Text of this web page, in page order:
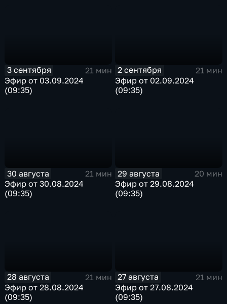
3 сентября
21 мин
Эфир от 03.09.2024
(09:35)
2 сентября
21 мин
Эфир от 02.09.2024
(09:35)
30 августа
21 мин
Эфир от 30.08.2024
(09:35)
29 августа
20 мин
Эфир от 29.08.2024
(09:35)
28 августа
21 мин
Эфир от 28.08.2024
(09:35)
27 августа
21 мин
Эфир от 27.08.2024
(09:35)